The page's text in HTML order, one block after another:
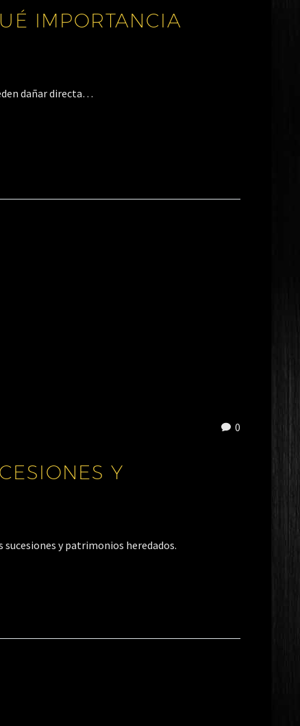
IMPORTANCIA
dañar directa…
0
Y
y patrimonios heredados.